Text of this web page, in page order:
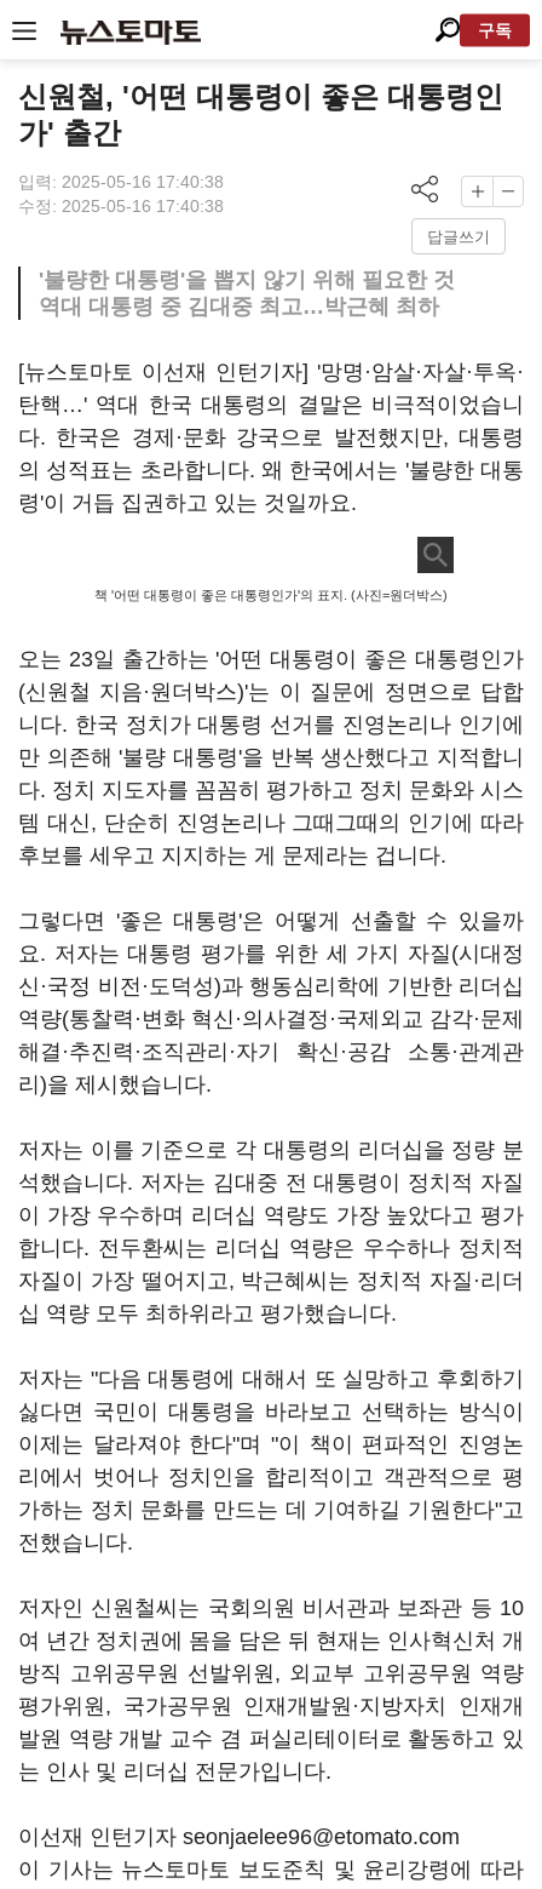
구독
신원철, '어떤 대통령이 좋은 대통령인
가' 출간
입력: 2025-05-16 17:40:38
수정: 2025-05-16 17:40:38
답글쓰기
'불량한 대통령'을 뽑지 않기 위해 필요한 것
역대 대통령 중 김대중 최고…박근혜 최하
[뉴스토마토 이선재 인턴기자] '망명·암살·자살·투옥·
탄핵…' 역대 한국 대통령의 결말은 비극적이었습니
다. 한국은 경제·문화 강국으로 발전했지만, 대통령
의 성적표는 초라합니다. 왜 한국에서는 '불량한 대통
령'이 거듭 집권하고 있는 것일까요.
책 '어떤 대통령이 좋은 대통령인가'의 표지. (사진=원더박스)
오는 23일 출간하는 '어떤 대통령이 좋은 대통령인가
(신원철 지음·원더박스)'는 이 질문에 정면으로 답합
니다. 한국 정치가 대통령 선거를 진영논리나 인기에
만 의존해 '불량 대통령'을 반복 생산했다고 지적합니
다. 정치 지도자를 꼼꼼히 평가하고 정치 문화와 시스
템 대신, 단순히 진영논리나 그때그때의 인기에 따라
후보를 세우고 지지하는 게 문제라는 겁니다.
그렇다면 '좋은 대통령'은 어떻게 선출할 수 있을까
요. 저자는 대통령 평가를 위한 세 가지 자질(시대정
신·국정 비전·도덕성)과 행동심리학에 기반한 리더십
역량(통찰력·변화 혁신·의사결정·국제외교 감각·문제
해결·추진력·조직관리·자기 확신·공감 소통·관계관
리)을 제시했습니다.
저자는 이를 기준으로 각 대통령의 리더십을 정량 분
석했습니다. 저자는 김대중 전 대통령이 정치적 자질
이 가장 우수하며 리더십 역량도 가장 높았다고 평가
합니다. 전두환씨는 리더십 역량은 우수하나 정치적
자질이 가장 떨어지고, 박근혜씨는 정치적 자질·리더
십 역량 모두 최하위라고 평가했습니다.
저자는 "다음 대통령에 대해서 또 실망하고 후회하기
싫다면 국민이 대통령을 바라보고 선택하는 방식이
이제는 달라져야 한다"며 "이 책이 편파적인 진영논
리에서 벗어나 정치인을 합리적이고 객관적으로 평
가하는 정치 문화를 만드는 데 기여하길 기원한다"고
전했습니다.
저자인 신원철씨는 국회의원 비서관과 보좌관 등 10
여 년간 정치권에 몸을 담은 뒤 현재는 인사혁신처 개
방직 고위공무원 선발위원, 외교부 고위공무원 역량
평가위원, 국가공무원 인재개발원·지방자치 인재개
발원 역량 개발 교수 겸 퍼실리테이터로 활동하고 있
는 인사 및 리더십 전문가입니다.
이선재 인턴기자 seonjaelee96@etomato.com
이 기사는 뉴스토마토 보도준칙 및 윤리강령에 따라